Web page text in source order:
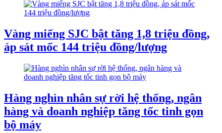
Vàng miếng SJC bật tăng 1,8 triệu đồng,
áp sát mốc 144 triệu đồng/lượng
Hàng nghìn nhân sự rời hệ thống, ngân
hàng và doanh nghiệp tăng tốc tinh gọn
bộ máy